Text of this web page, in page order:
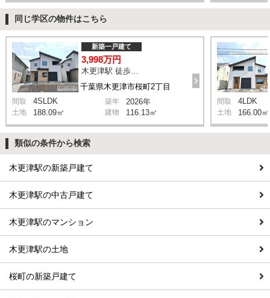
同じ学区の物件はこちら
千葉県木更津市桜町2丁目
新築一戸建て
3,998万円
木更津駅 徒歩16分
間取 4SLDK 築年 2026年
土地 188.09㎡ 建物 116.13㎡
間取 4LDK
土地 166.00㎡
類似の条件から検索
木更津駅の新築戸建て
木更津駅の中古戸建て
木更津駅のマンション
木更津駅の土地
桜町の新築戸建て